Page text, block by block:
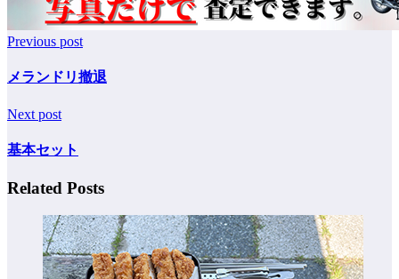
Previous post
メランドリ撤退
Next post
基本セット
Related Posts